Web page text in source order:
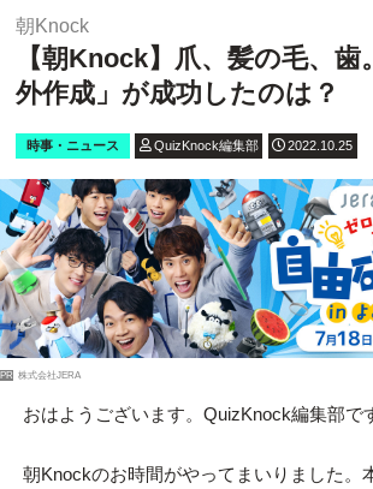
朝Knock
【朝Knock】爪、髪の毛、
外作成」が成功したのは？
時事・ニュース QuizKnock編集部 2022.10.25
PR 株式会社JERA
おはようございます。QuizKnock編集部で
朝Knockのお時間がやってまいりました。